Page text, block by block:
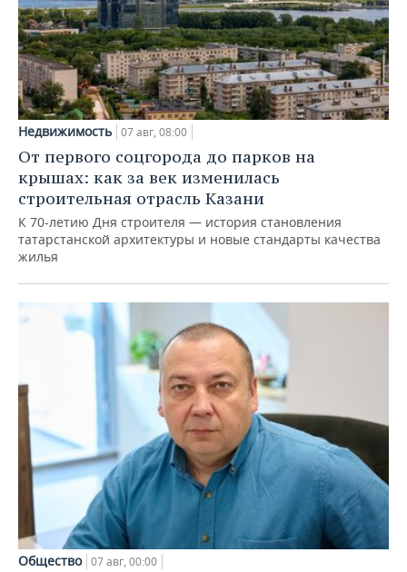
Недвижимость 07 авг, 08:00
От первого соцгорода до парков на
крышах: как за век изменилась
строительная отрасль Казани
К 70-летию Дня строителя — история становления
татарстанской архитектуры и новые стандарты качества
жилья
Общество 07 авг, 00:00